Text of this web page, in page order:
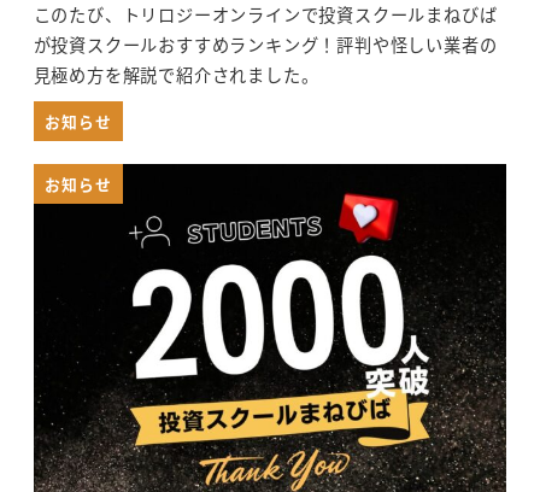
このたび、トリロジーオンラインで投資スクールまねびば
が投資スクールおすすめランキング！評判や怪しい業者の
見極め方を解説で紹介されました。
お知らせ
お知らせ